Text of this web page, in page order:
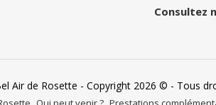
Consultez
Air de Rosette - Copyright 2026 © - Tous